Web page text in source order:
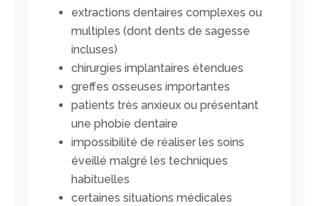
extractions dentaires complexes ou
multiples (dont dents de sagesse
incluses)
chirurgies implantaires étendues
greffes osseuses importantes
patients très anxieux ou présentant
une phobie dentaire
impossibilité de réaliser les soins
éveillé malgré les techniques
habituelles
certaines situations médicales